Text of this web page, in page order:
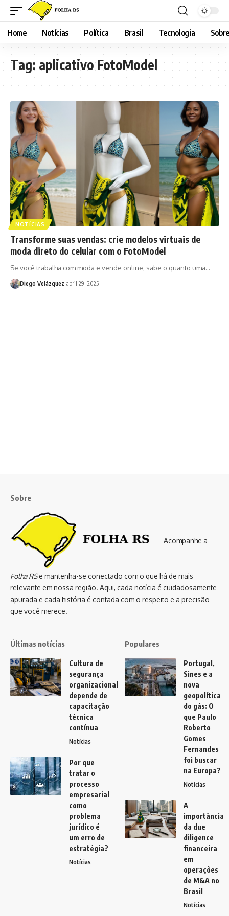
Home Notícias Política Brasil Tecnologia
Tag: aplicativo FotoModel
NOTÍCIAS
Transforme suas vendas: crie modelos virtuais de
moda direto do celular com o FotoModel
Se você trabalha com moda e vende online, sabe o quanto uma…
Diego Velázquez abril 29, 2025
Sobre
Acompanhe a
Folha RSe mantenha-se conectado com o que há de mais
relevante em nossa região. Aqui, cada notícia é cuidadosamente
apurada e cada história é contada com o respeito e a precisão
que você merece.
Últimas notícias
Cultura de
segurança
organizacional
depende de
capacitação
técnica
contínua
Notícias
Por que
tratar o
processo
empresarial
como
problema
jurídico é
um erro de
estratégia?
Notícias
Populares
Portugal,
Sines e a
nova
geopolítica
do gás: O
que Paulo
Roberto
Gomes
Fernandes
foi buscar
na Europa?
Notícias
A
importância
da due
diligence
financeira
em
operações
de M&A no
Brasil
Notícias